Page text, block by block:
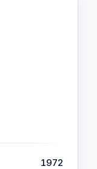
1972